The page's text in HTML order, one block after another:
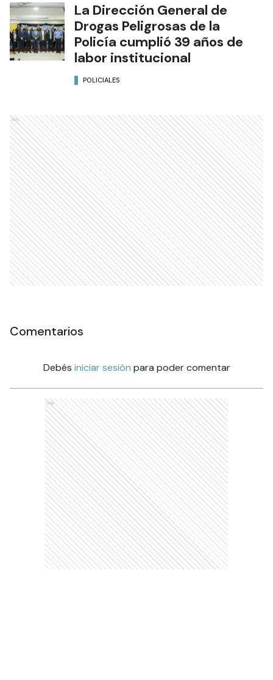
La Dirección General de
Drogas Peligrosas de la
Policía cumplió 39 años de
labor institucional
POLICIALES
Ads
Comentarios
Debés iniciar sesión para poder comentar
Ads